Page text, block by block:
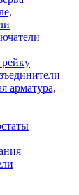
арматура,